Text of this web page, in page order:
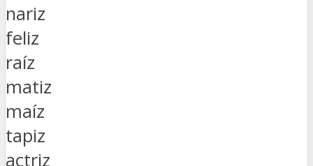
nariz
feliz
raíz
matiz
maíz
tapiz
actriz